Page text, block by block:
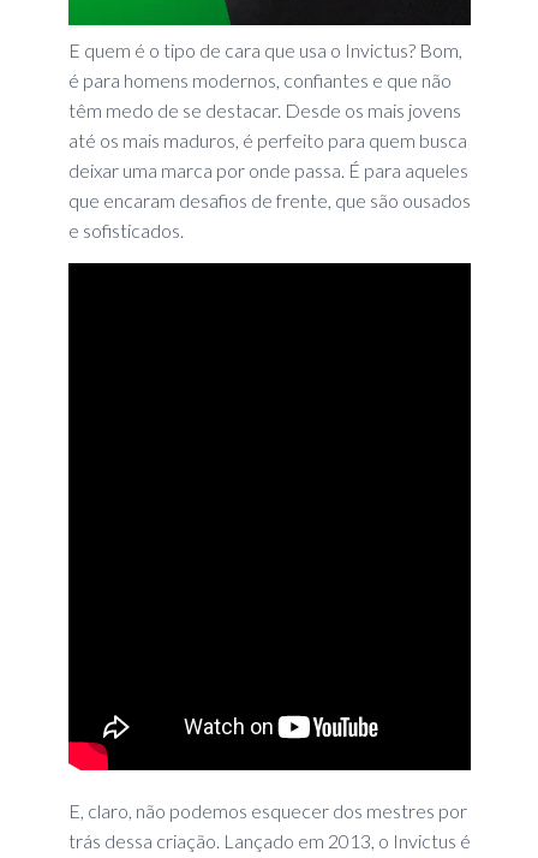
E quem é o tipo de cara que usa o Invictus? Bom,
é para homens modernos, confiantes e que não
têm medo de se destacar. Desde os mais jovens
até os mais maduros, é perfeito para quem busca
deixar uma marca por onde passa. É para aqueles
que encaram desafios de frente, que são ousados
e sofisticados.
E, claro, não podemos esquecer dos mestres por
trás dessa criação. Lançado em 2013, o Invictus é